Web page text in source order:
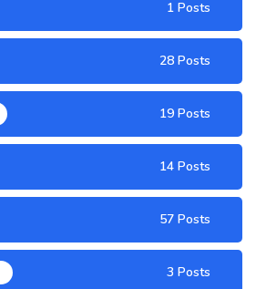
1 Posts
28 Posts
19 Posts
14 Posts
57 Posts
3 Posts